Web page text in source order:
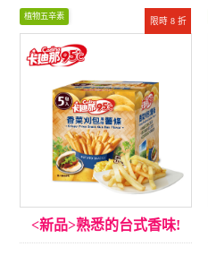
限時 8 折
植物五辛素
<新品>熟悉的台式香味!